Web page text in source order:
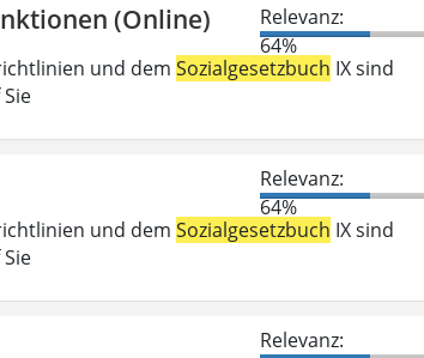
(Online)
Relevanz:
64%
und dem Sozialgesetzbuch IX sind
Relevanz:
64%
und dem Sozialgesetzbuch IX sind
Relevanz: